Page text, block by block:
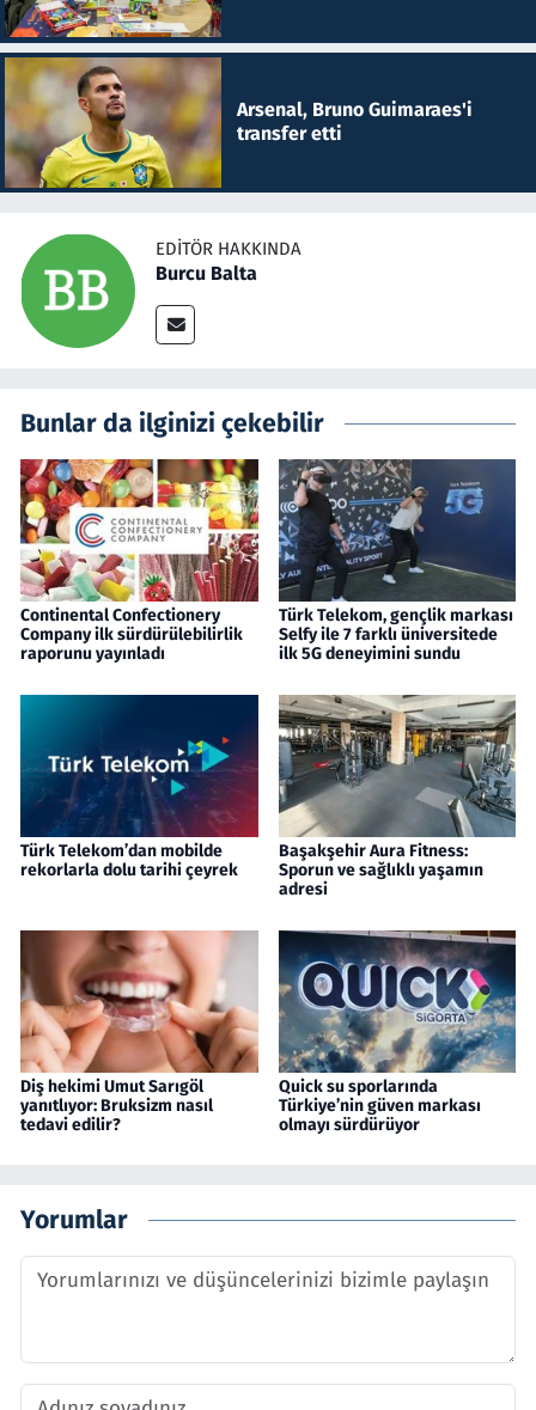
Arsenal, Bruno Guimaraes'i
transfer etti
EDITÖR HAKKINDA
Burcu Balta
Bunlar da ilginizi çekebilir
Continental Confectionery
Company ilk sürdürülebilirlik
raporunu yayınladı
Türk Telekom, gençlik markası
Selfy ile 7 farklı üniversitede
ilk 5G deneyimini sundu
Türk Telekom’dan mobilde
rekorlarla dolu tarihi çeyrek
Başakşehir Aura Fitness:
Sporun ve sağlıklı yaşamın
adresi
Diş hekimi Umut Sarıgöl
yanıtlıyor: Bruksizm nasıl
tedavi edilir?
Quick su sporlarında
Türkiye’nin güven markası
olmayı sürdürüyor
Yorumlar